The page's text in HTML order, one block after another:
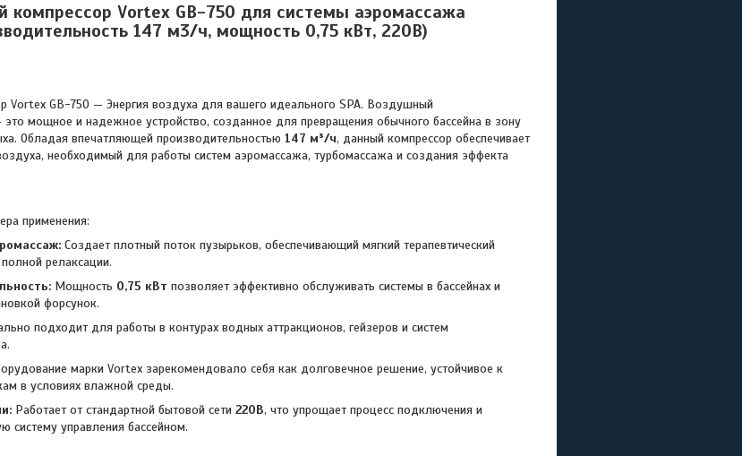
компрессор Vortex GB-750 для системы аэромассажа
147 м3/ч, мощность 0,75 кВт, 220В)
GB-750 — Энергия воздуха для вашего идеального SPA. Воздушный
это мощное и надежное устройство, созданное для превращения обычного бассейна в зону
Обладая впечатляющей производительностью 147 м³/ч, данный компрессор обеспечивает
необходимый для работы систем аэромассажа, турбомассажа и создания эффекта
применения:
Создает плотный поток пузырьков, обеспечивающий мягкий терапевтический
релаксации.
Мощность 0,75 кВт позволяет эффективно обслуживать системы в бассейнах и
форсунок.
подходит для работы в контурах водных аттракционов, гейзеров и систем
марки Vortex зарекомендовало себя как долговечное решение, устойчивое к
в условиях влажной среды.
Работает от стандартной бытовой сети 220В, что упрощает процесс подключения и
систему управления бассейном.